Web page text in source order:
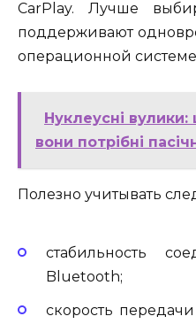
CarPlay. Лучше
поддерживают
операционной системе
Нуклеусні
вони потрібні
Полезно учитывать
стабильность
Bluetooth;
скорость